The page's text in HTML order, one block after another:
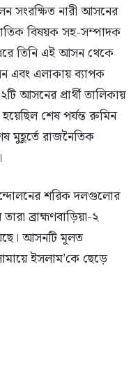
সংরক্ষিত নারী আসনের
বিষয়ক সহ-সম্পাদক
ধরে তিনি এই আসন থেকে
এবং এলাকায় ব্যাপক
আসনের প্রার্থী তালিকায়
শেষ পর্যন্ত রুমিন
মুহূর্তে রাজনৈতিক
শরিক দলগুলোর
ব্রাহ্মণবাড়িয়া-২
আসনটি মূলত
ইসলাম’কে ছেড়ে